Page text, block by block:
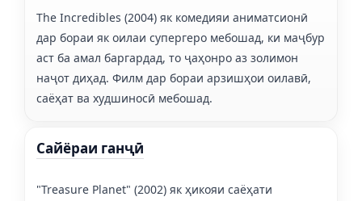
The Incredibles (2004) як комедияи аниматсионӣ
дар бораи як оилаи супергеро мебошад, ки маҷбур
аст ба амал баргардад, то ҷаҳонро аз золимон
наҷот диҳад. Филм дар бораи арзишҳои оилавӣ,
саёҳат ва худшиносӣ мебошад.
Сайёраи ганҷӣ
"Treasure Planet" (2002) як ҳикояи саёҳати